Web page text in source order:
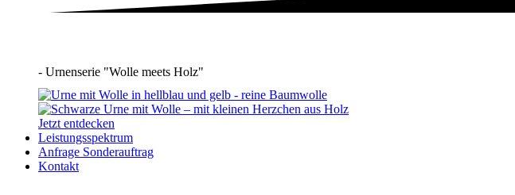
- Urnenserie "Wolle meets Holz"
Jetzt entdecken
Leistungsspektrum
Anfrage Sonderauftrag
Kontakt